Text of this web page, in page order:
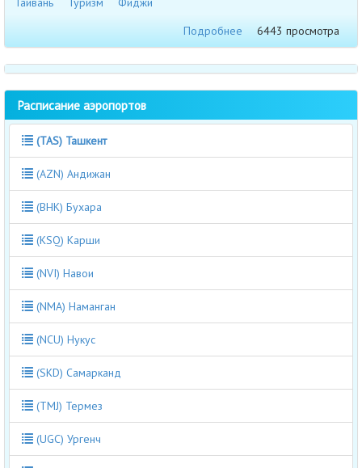
Подробнее
6443 просмотра
Расписание аэропортов
(TAS) Ташкент
(AZN) Андижан
(BHK) Бухара
(KSQ) Карши
(NVI) Навои
(NMA) Наманган
(NCU) Нукус
(SKD) Самарканд
(TMJ) Термез
(UGC) Ургенч